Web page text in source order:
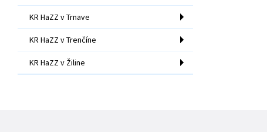
KR HaZZ v Trnave
KR HaZZ v Trenčíne
KR HaZZ v Žiline